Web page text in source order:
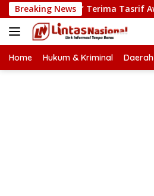
Langsung
ke
konten
Breaking News
Babi” Terima Tasrif Award 2026
Home Hukum & Kriminal Daerah